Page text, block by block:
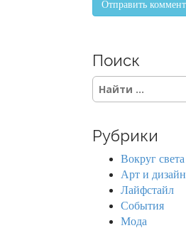
Поиск
S
e
c
Рубрики
Вокруг света
Арт и дизайн
Лайфстайл
События
Мода